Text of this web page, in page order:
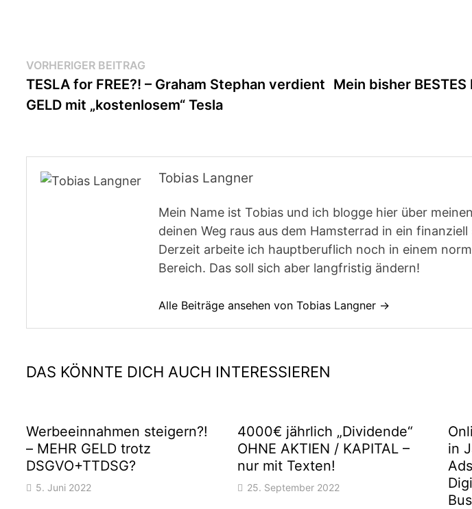
Beitragsnavigation
VORHERIGER BEITRAG
Beitrag:
TESLA for FREE?! – Graham Stephan verdient
GELD mit „kostenlosem“ Tesla
Mein bisher
Tobias Langner
Mein Name ist Tobias und ich blogge hier über
deinen Weg raus aus dem Hamsterrad in ein
Derzeit arbeite ich hauptberuflich noch in einem
Bereich. Das soll sich aber langfristig ändern!
Alle Beiträge ansehen von Tobias Langner →
DAS KÖNNTE DICH AUCH INTERESSIEREN
Werbeeinnahmen steigern?!
– MEHR GELD trotz
DSGVO+TTDSG?
5. Juni 2022
4000€ jährlich „Dividende“
OHNE AKTIEN / KAPITAL –
nur mit Texten!
25. September 2022
in